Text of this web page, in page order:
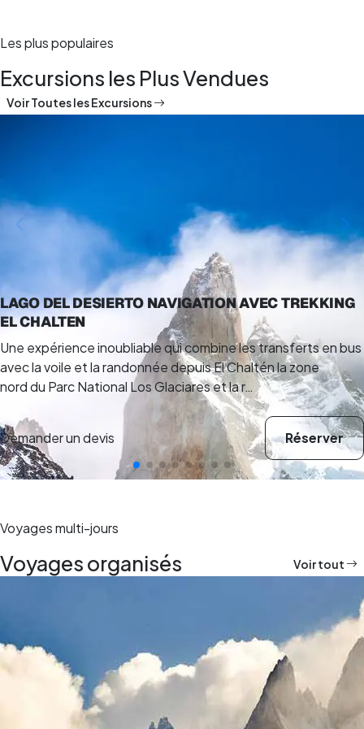
Les plus populaires
Excursions les Plus Vendues
Voir Toutes les Excursions
LAGO DEL DESIERTO NAVIGATION AVEC TREKKING
EL CHALTEN
Une expérience inoubliable qui combine les transferts en bus
avec la voile et la randonnée depuis El Chaltén la zone
nord du Parc National Los Glaciares et la r…
Demander un devis Réserver
Voyages multi-jours
Voyages organisés Voir tout